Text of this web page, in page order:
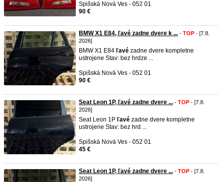
Spišská Nová Ves - 052 01
90 €
BMW X1 E84, ľavé zadne dvere k ... - TOP - [7.8.
2026]
BMW X1 E84 ľavé zadne dvere kompletne
ustrojene Stav: bez hrdze ...
Spišská Nová Ves - 052 01
90 €
Seat Leon 1P, ľavé zadne dvere ... - TOP - [7.8.
2026]
Seat Leon 1P ľavé zadne dvere kompletne
ustrojene Stav: bez hrd ...
Spišská Nová Ves - 052 01
45 €
Seat Leon 1P, ľavé zadne dvere ... - TOP - [7.8.
2026]